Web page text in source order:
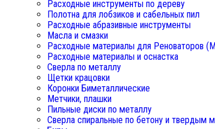
Расходные инструменты по дереву
Полотна для лобзиков и сабельных пил
Расходные абразивные инструменты
Масла и смазки
Расходные материалы для Реноваторов
Расходные материалы и оснастка
Сверла по металлу
Щетки крацовки
Коронки Биметаллические
Метчики, плашки
Пильные диски по металлу
Сверла спиральные по бетону и твердым